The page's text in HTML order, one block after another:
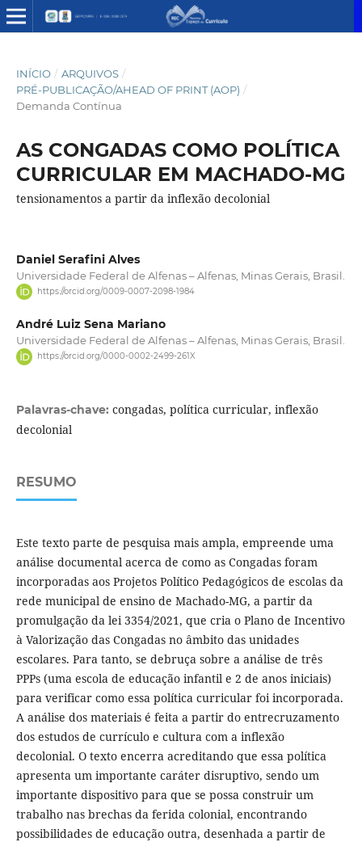
INÍCIO / ARQUIVOS /
PRÉ-PUBLICAÇÃO/AHEAD OF PRINT (AOP) /
Demanda Contínua
AS CONGADAS COMO POLÍTICA
CURRICULAR EM MACHADO-MG
tensionamentos a partir da inflexão decolonial
Daniel Serafini Alves
Universidade Federal de Alfenas – Alfenas, Minas Gerais, Brasil.
https://orcid.org/0009-0007-2098-1984
André Luiz Sena Mariano
Universidade Federal de Alfenas – Alfenas, Minas Gerais, Brasil.
https://orcid.org/0000-0002-2499-261X
Palavras-chave: congadas, política curricular, inflexão
decolonial
RESUMO
Este texto parte de pesquisa mais ampla, empreende uma
análise documental acerca de como as Congadas foram
incorporadas aos Projetos Político Pedagógicos de escolas da
rede municipal de ensino de Machado-MG, a partir da
promulgação da lei 3354/2021, que cria o Plano de Incentivo
à Valorização das Congadas no âmbito das unidades
escolares. Para tanto, se debruça sobre a análise de três
PPPs (uma escola de educação infantil e 2 de anos iniciais)
para verificar como essa política curricular foi incorporada.
A análise dos materiais é feita a partir do entrecruzamento
dos estudos de currículo e cultura com a inflexão
decolonial. O texto encerra acreditando que essa política
apresenta um importante caráter disruptivo, sendo um
importante dispositivo para que se possa construir um
trabalho nas brechas da ferida colonial, encontrando
possibilidades de educação outra, desenhada a partir de